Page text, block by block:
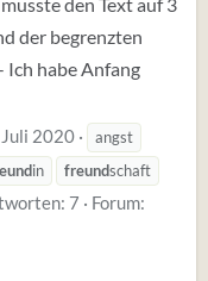
der begrenzten
Ich habe Anfang
2020
angst
in freundschaft
7
Forum: